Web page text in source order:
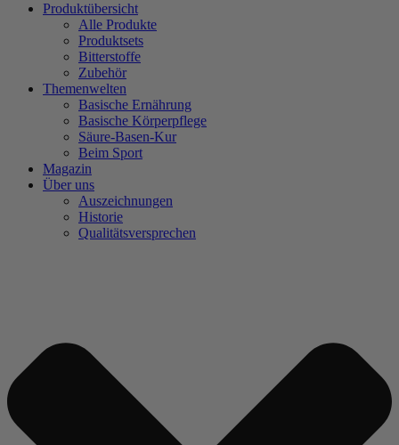
Produktübersicht
Alle Produkte
Produktsets
Bitterstoffe
Zubehör
Themenwelten
Basische Ernährung
Basische Körperpflege
Säure-Basen-Kur
Beim Sport
Magazin
Über uns
Auszeichnungen
Historie
Qualitätsversprechen